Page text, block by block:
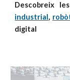
Descobreix
industrial,
digital